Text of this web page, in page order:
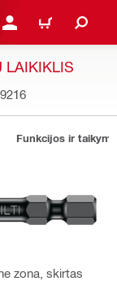
ARBA
PIRKINIŲ
LAIKIKLIS
Funkcijos ir
zona, skirtas